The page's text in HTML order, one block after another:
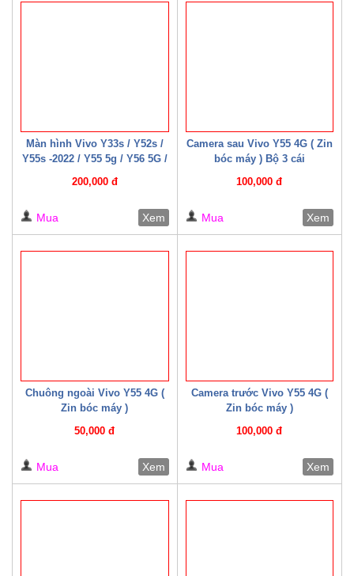
Màn hình Vivo Y33s / Y52s /
Y55s -2022 / Y55 5g / Y56 5G /
Y77e / Y72t / U5 / T2x / T1x /
200,000 đ
Mua Xem
Camera sau Vivo Y55 4G ( Zin
bóc máy ) Bộ 3 cái
100,000 đ
Mua Xem
Chuông ngoài Vivo Y55 4G (
Zin bóc máy )
50,000 đ
Mua Xem
Camera trước Vivo Y55 4G (
Zin bóc máy )
100,000 đ
Mua Xem